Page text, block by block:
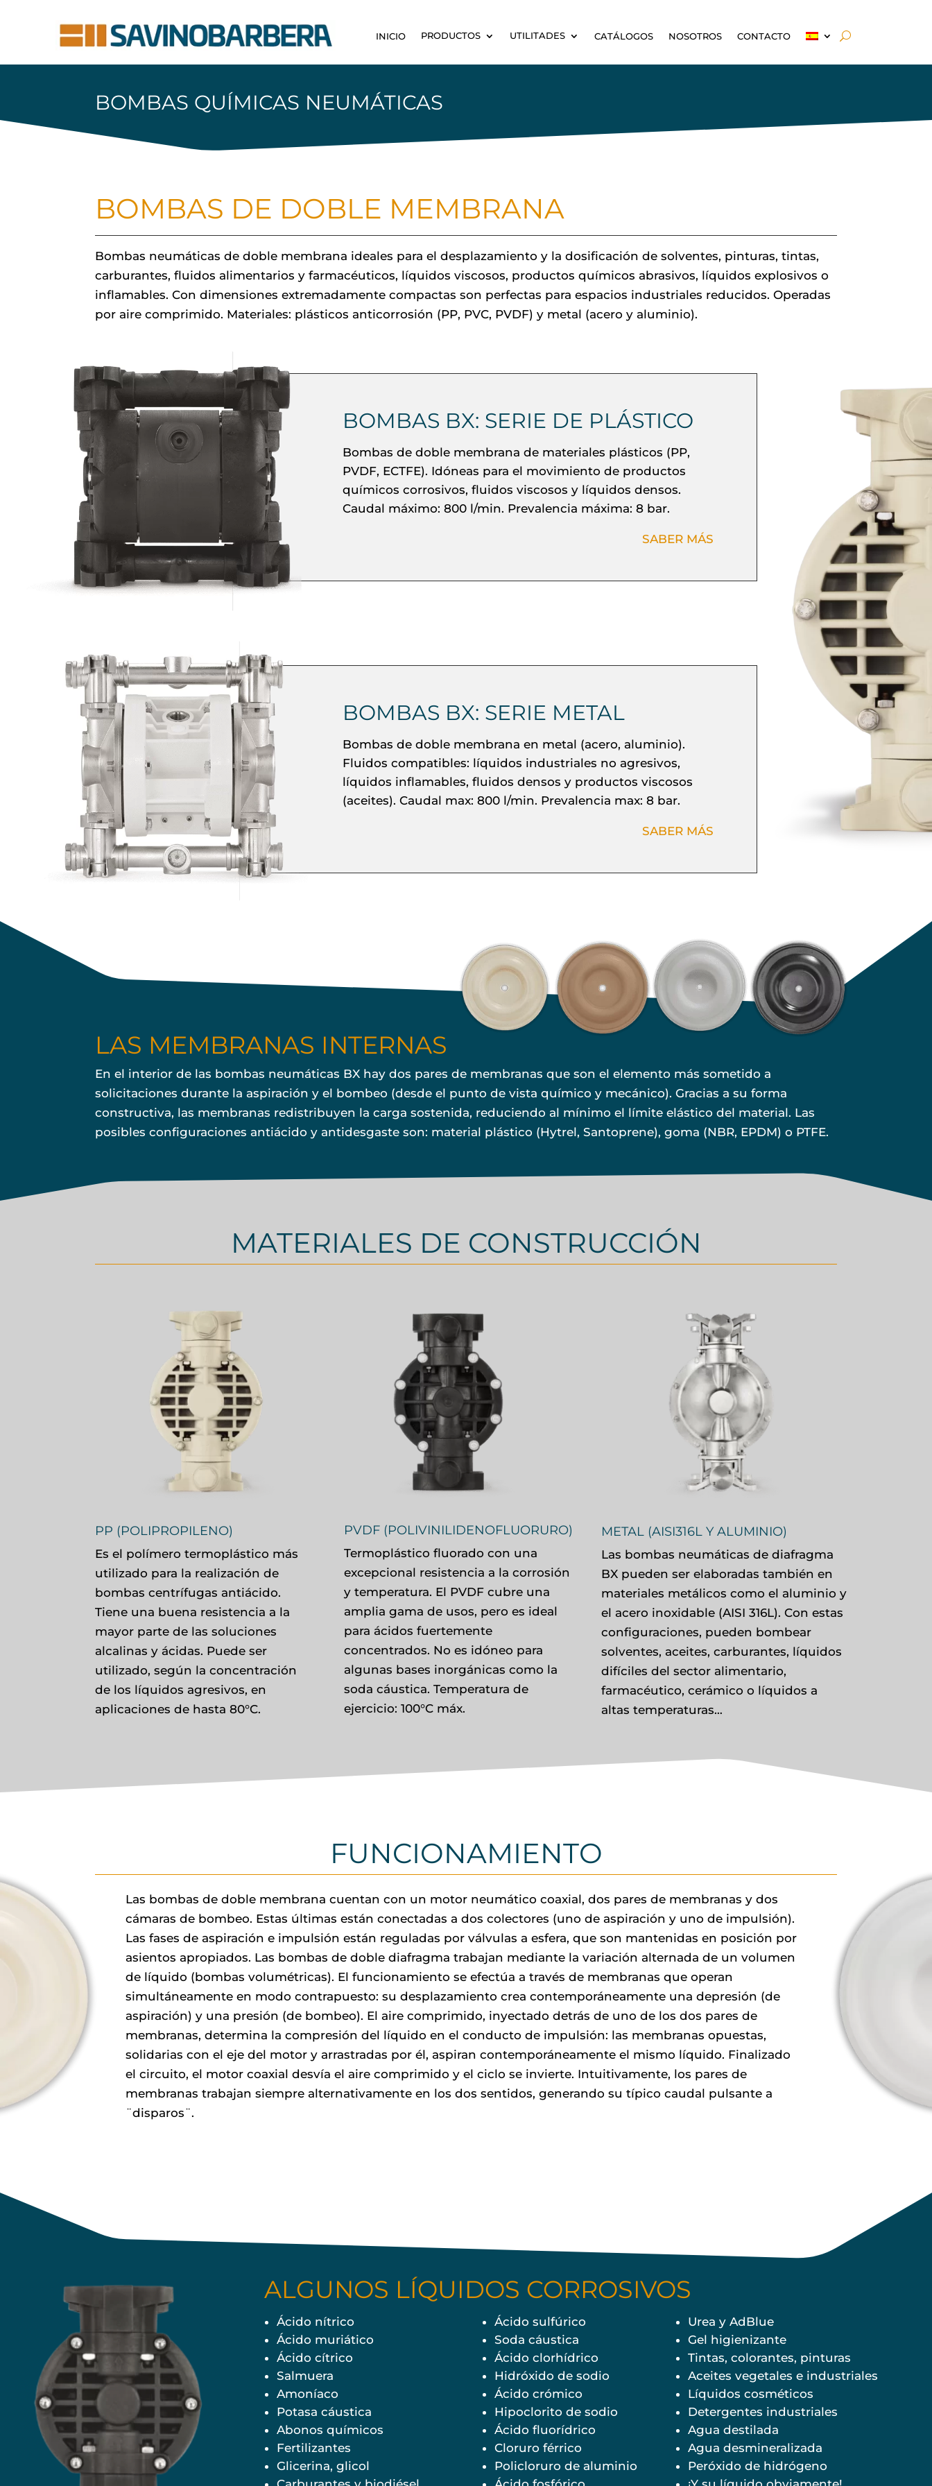
INICIO PRODUCTOS UTILITADES CATÁLOGOS NOSOTROS CONTACTO
BOMBAS QUÍMICAS NEUMÁTICAS
BOMBAS DE DOBLE MEMBRANA
Bombas neumáticas de doble membrana ideales para el desplazamiento y la dosificación de solventes, pinturas, tintas,
carburantes, fluidos alimentarios y farmacéuticos, líquidos viscosos, productos químicos abrasivos, líquidos explosivos o
inflamables. Con dimensiones extremadamente compactas son perfectas para espacios industriales reducidos. Operadas
por aire comprimido. Materiales: plásticos anticorrosión (PP, PVC, PVDF) y metal (acero y aluminio).
BOMBAS BX: SERIE DE PLÁSTICO
Bombas de doble membrana de materiales plásticos (PP,
PVDF, ECTFE). Idóneas para el movimiento de productos
químicos corrosivos, fluidos viscosos y líquidos densos.
Caudal máximo: 800 l/min. Prevalencia máxima: 8 bar.
SABER MÁS
BOMBAS BX: SERIE METAL
Bombas de doble membrana en metal (acero, aluminio).
Fluidos compatibles: líquidos industriales no agresivos,
líquidos inflamables, fluidos densos y productos viscosos
(aceites). Caudal max: 800 l/min. Prevalencia max: 8 bar.
SABER MÁS
LAS MEMBRANAS INTERNAS
En el interior de las bombas neumáticas BX hay dos pares de membranas que son el elemento más sometido a
solicitaciones durante la aspiración y el bombeo (desde el punto de vista químico y mecánico). Gracias a su forma
constructiva, las membranas redistribuyen la carga sostenida, reduciendo al mínimo el límite elástico del material. Las
posibles configuraciones antiácido y antidesgaste son: material plástico (Hytrel, Santoprene), goma (NBR, EPDM) o PTFE.
MATERIALES DE CONSTRUCCIÓN
PP (POLIPROPILENO)
Es el polímero termoplástico más
utilizado para la realización de
bombas centrífugas antiácido.
Tiene una buena resistencia a la
mayor parte de las soluciones
alcalinas y ácidas. Puede ser
utilizado, según la concentración
de los líquidos agresivos, en
aplicaciones de hasta 80°C.
PVDF (POLIVINILIDENOFLUORURO)
Termoplástico fluorado con una
excepcional resistencia a la corrosión
y temperatura. El PVDF cubre una
amplia gama de usos, pero es ideal
para ácidos fuertemente
concentrados. No es idóneo para
algunas bases inorgánicas como la
soda cáustica. Temperatura de
ejercicio: 100°C máx.
METAL (AISI316L Y ALUMINIO)
Las bombas neumáticas de diafragma
BX pueden ser elaboradas también en
materiales metálicos como el aluminio y
el acero inoxidable (AISI 316L). Con estas
configuraciones, pueden bombear
solventes, aceites, carburantes, líquidos
difíciles del sector alimentario,
farmacéutico, cerámico o líquidos a
altas temperaturas…
FUNCIONAMIENTO
Las bombas de doble membrana cuentan con un motor neumático coaxial, dos pares de membranas y dos
cámaras de bombeo. Estas últimas están conectadas a dos colectores (uno de aspiración y uno de impulsión).
Las fases de aspiración e impulsión están reguladas por válvulas a esfera, que son mantenidas en posición por
asientos apropiados. Las bombas de doble diafragma trabajan mediante la variación alternada de un volumen
de líquido (bombas volumétricas). El funcionamiento se efectúa a través de membranas que operan
simultáneamente en modo contrapuesto: su desplazamiento crea contemporáneamente una depresión (de
aspiración) y una presión (de bombeo). El aire comprimido, inyectado detrás de uno de los dos pares de
membranas, determina la compresión del líquido en el conducto de impulsión: las membranas opuestas,
solidarias con el eje del motor y arrastradas por él, aspiran contemporáneamente el mismo líquido. Finalizado
el circuito, el motor coaxial desvía el aire comprimido y el ciclo se invierte. Intuitivamente, los pares de
membranas trabajan siempre alternativamente en los dos sentidos, generando su típico caudal pulsante a
¨disparos¨.
ALGUNOS LÍQUIDOS CORROSIVOS
Ácido nítrico
Ácido muriático
Ácido cítrico
Salmuera
Amoníaco
Potasa cáustica
Abonos químicos
Fertilizantes
Glicerina, glicol
Ácido sulfúrico
Soda cáustica
Ácido clorhídrico
Hidróxido de sodio
Ácido crómico
Hipoclorito de sodio
Ácido fluorídrico
Cloruro férrico
Policloruro de aluminio
Urea y AdBlue
Gel higienizante
Tintas, colorantes, pinturas
Aceites vegetales e industriales
Líquidos cosméticos
Detergentes industriales
Agua destilada
Agua desmineralizada
Peróxido de hidrógeno